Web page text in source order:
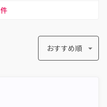
おすすめ順